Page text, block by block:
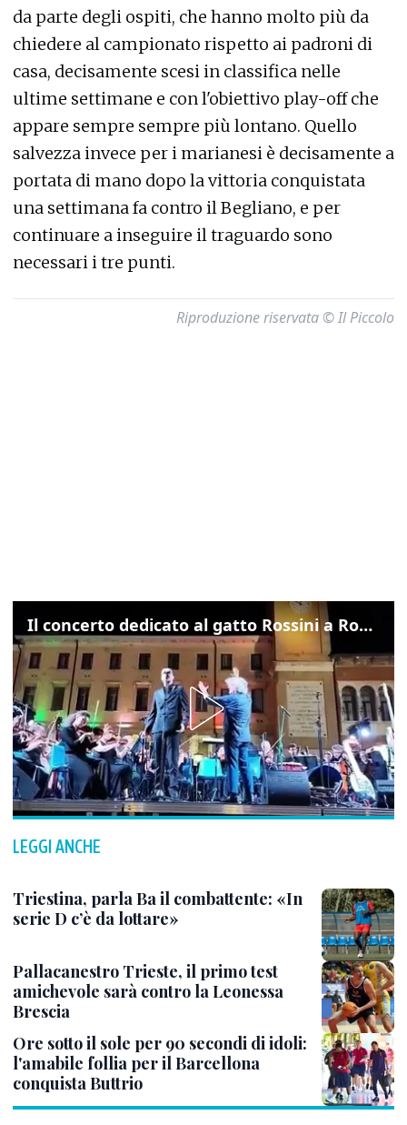
da parte degli ospiti, che hanno molto più da
chiedere al campionato rispetto ai padroni di
casa, decisamente scesi in classifica nelle
ultime settimane e con l'obiettivo play-off che
appare sempre sempre più lontano. Quello
salvezza invece per i marianesi è decisamente a
portata di mano dopo la vittoria conquistata
una settimana fa contro il Begliano, e per
continuare a inseguire il traguardo sono
necessari i tre punti.
Riproduzione riservata © Il Piccolo
Il concerto dedicato al gatto Rossini a Rovigo: ecco un estratto
LEGGI ANCHE
Triestina, parla Ba il combattente: «In
serie D c’è da lottare»
Pallacanestro Trieste, il primo test
amichevole sarà contro la Leonessa
Brescia
Ore sotto il sole per 90 secondi di idoli:
l'amabile follia per il Barcellona
conquista Buttrio